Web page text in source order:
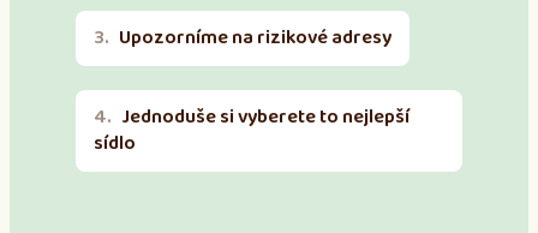
Upozorníme na rizikové adresy
Jednoduše si vyberete to nejlepší
sídlo